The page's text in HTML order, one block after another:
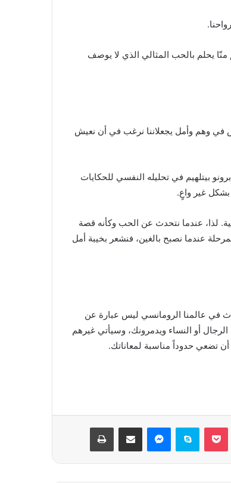
يحلم بالحب المثالي الذي لا يوصف
في وهم وأمل يجعلاننا نرغب في أن نعيش
بيتلهيم في تحليله النفسي للحكايات
بشكل غير واعٍ.
لذا، عندما نتحدث عن الحب وكأنه قصة
عندما نصبح بالغين، فنشعر بخيبة أمل
في عالمنا الرومانسي ليس عبارة عن
أو النساء ويدمرونك، وسيأتي غيرهم
تضعي حدوداً مناسبة لمعاناتك.
بوكيت سكايب ماسنجر مشاركة عبر البريد طباعة